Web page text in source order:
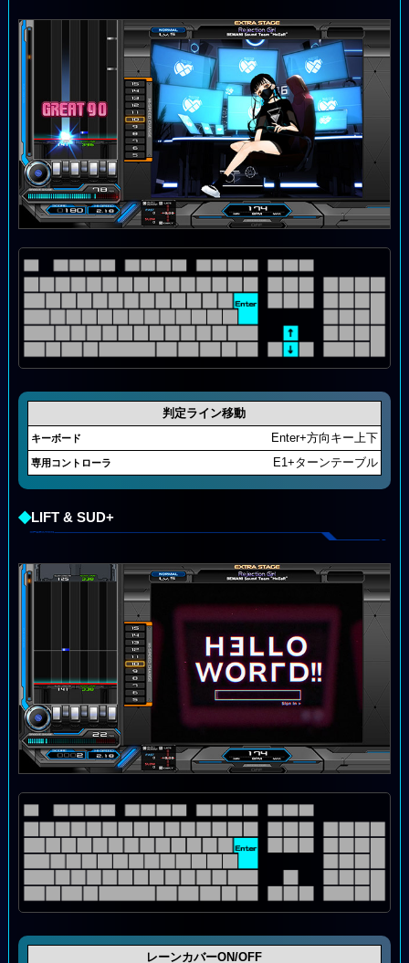
判定ライン移動
Enter+方向キー上下
E1+ターンテーブル
◆LIFT & SUD+
レーンカバーON/OFF